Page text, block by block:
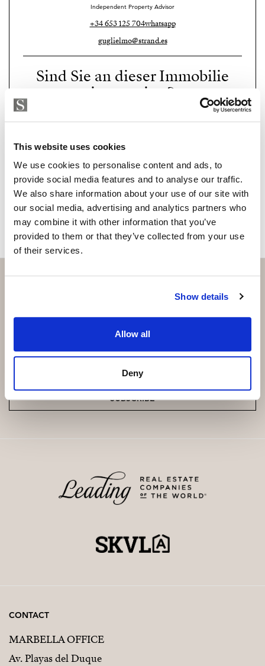
This website uses cookies
We use cookies to personalise content and ads, to
provide social media features and to analyse our traffic.
We also share information about your use of our site with
our social media, advertising and analytics partners who
may combine it with other information that you’ve
provided to them or that they’ve collected from your use
of their services.
Show details
Allow all
Deny
Independent Property Advisor
+34 653 125 704whatsapp
guglielmo@strand.es
Sind Sie an dieser Immobilie
interessiert?
Please, contact me or fill your information and
choose. We also arrange remote property
viewings by Whats App free of charge.
MAKE CONTACT REQUEST
Ses Salines hat sich in den letzten fünf Jahren als
exklusive Wohngegend etabliert – eine Alternative zu
Santanyí mit noch attraktiveren Preisen. Der Stadtteil
hat sich von einem weniger gefragten Markt zu einer
der begehrtesten Lagen im Süden Mallorcas entwickelt,
mit einer der höchsten Wertsteigerungsraten der Insel
für hochwertige Einfamilienhäuser.
noch heute, um einen Besichtigungstermin zu
vereinbaren!
Email*
SUBSCRIBE
CONTACT
MARBELLA OFFICE
Av. Playas del Duque